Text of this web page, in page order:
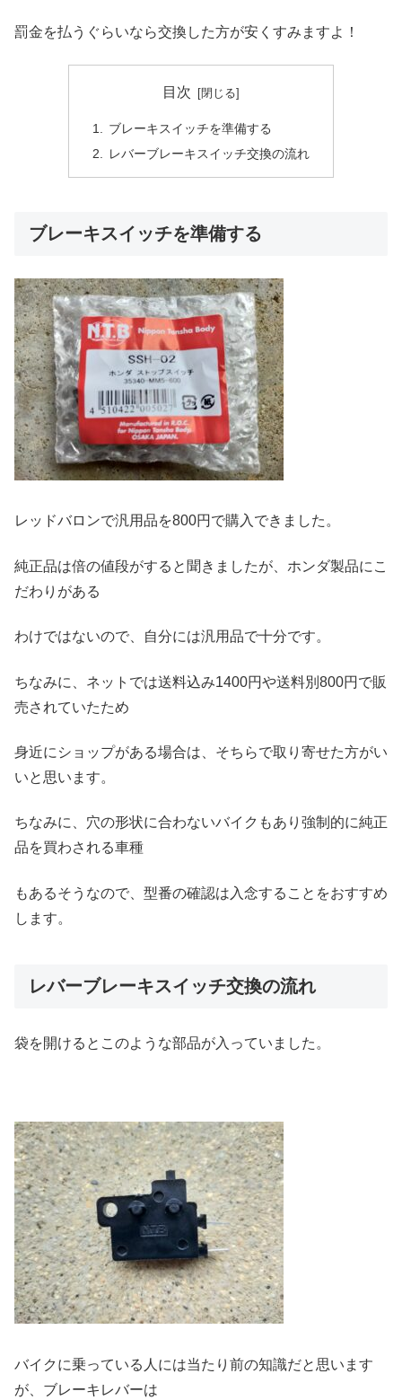
罰金を払うぐらいなら交換した方が安くすみますよ！
目次
ブレーキスイッチを準備する
レバーブレーキスイッチ交換の流れ
ブレーキスイッチを準備する
レッドバロンで汎用品を800円で購入できました。
純正品は倍の値段がすると聞きましたが、ホンダ製品にこ
だわりがある
わけではないので、自分には汎用品で十分です。
ちなみに、ネットでは送料込み1400円や送料別800円で販
売されていたため
身近にショップがある場合は、そちらで取り寄せた方がい
いと思います。
ちなみに、穴の形状に合わないバイクもあり強制的に純正
品を買わされる車種
もあるそうなので、型番の確認は入念することをおすすめ
します。
レバーブレーキスイッチ交換の流れ
袋を開けるとこのような部品が入っていました。
バイクに乗っている人には当たり前の知識だと思います
が、ブレーキレバーは